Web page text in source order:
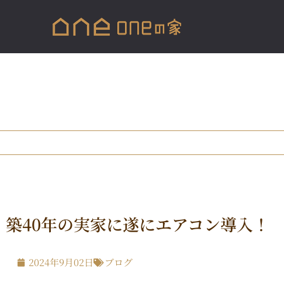
築40年の実家に遂にエアコン導入！
2024年9月02日 ブログ